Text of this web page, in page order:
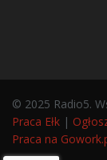
© 2025 Radio5.
Praca Ełk |
Praca na